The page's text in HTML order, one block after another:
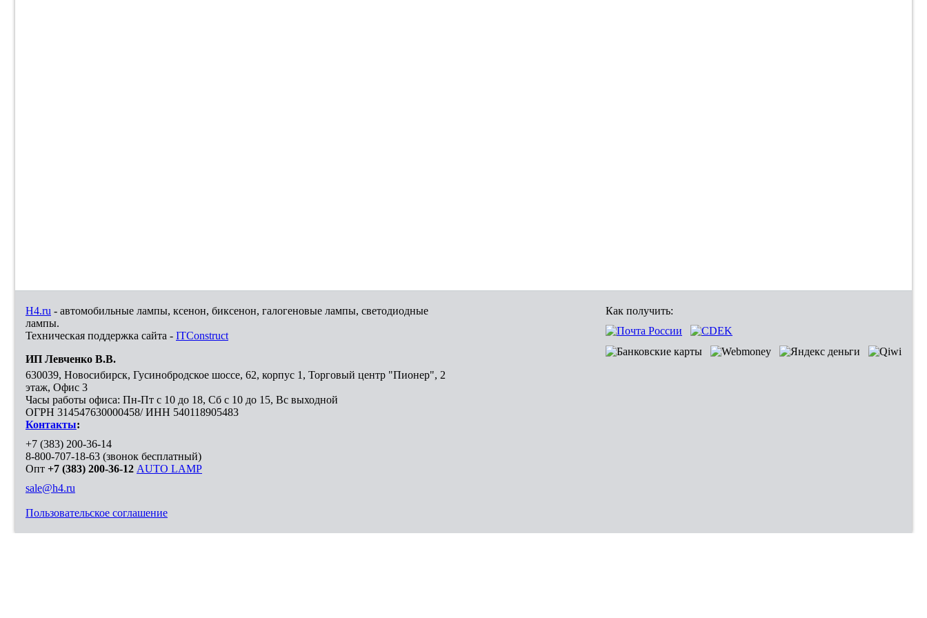
H4.ru - автомобильные лампы, ксенон, биксенон, галогеновые лампы, светодиодные
лампы.
Техническая поддержка сайта - ITConstruct
ИП Левченко В.В.
630039, Новосибирск, Гусинобродское шоссе, 62, корпус 1, Торговый центр "Пионер", 2
этаж, Офис 3
Часы работы офиса: Пн-Пт с 10 до 18, Сб с 10 до 15, Вс выходной
ОГРН 314547630000458/ ИНН 540118905483
Контакты:
+7 (383) 200-36-14
8-800-707-18-63 (звонок бесплатный)
Опт +7 (383) 200-36-12 AUTO LAMP
sale@h4.ru
Пользовательское соглашение
Как получить: